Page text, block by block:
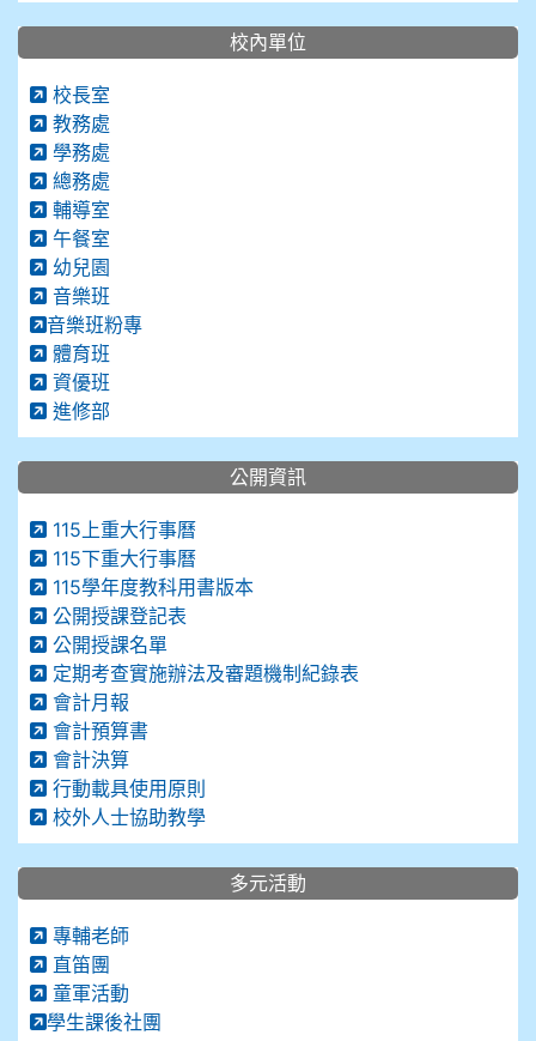
校內單位
校長室
教務處
學務處
總務處
輔導室
午餐室
幼兒園
音樂班
音樂班粉專
體育班
資優班
進修部
公開資訊
115上重大行事曆
115下重大行事曆
115學年度教科用書版本
公開授課登記表
公開授課名單
定期考查實施辦法及審題機制紀錄表
會計月報
會計預算書
會計決算
行動載具使用原則
校外人士協助教學
多元活動
專輔老師
直笛團
童軍活動
學生課後社團